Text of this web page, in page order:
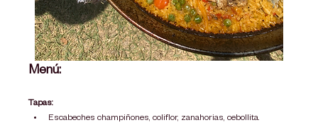
Menú:
Tapas:
Escabeches champiñones, coliflor, zanahorias, cebollita.